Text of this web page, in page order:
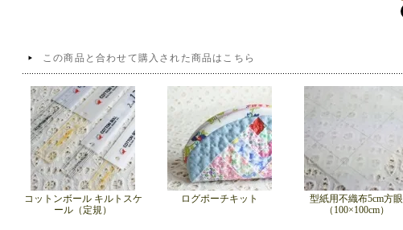
この商品と合わせて購入された商品はこちら
コットンボール キルトスケ
ール（定規）
ログポーチキット
型紙用不織布5cm方眼
（100×100cm）